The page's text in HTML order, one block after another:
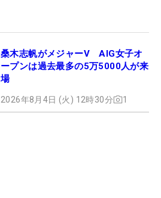
桑木志帆がメジャーV AIG女子オ
ープンは過去最多の5万5000人が来
場
2026年8月4日 (火) 12時30分 1